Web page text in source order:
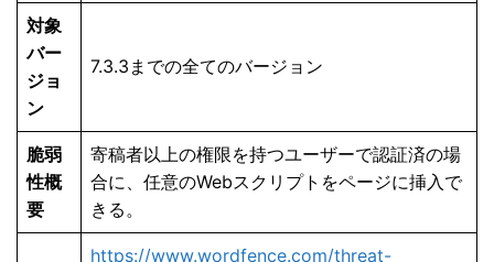
対象
バー
ジョ
ン
7.3.3までの全てのバージョン
脆弱
性概
要
寄稿者以上の権限を持つユーザーで認証済の場
合に、任意のWebスクリプトをページに挿入で
きる。
https://www.wordfence.com/threat-